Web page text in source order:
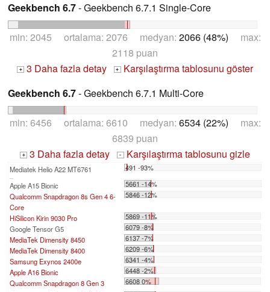
Geekbench 6.7- Geekbench 6.7.1 Single-Core
min: 2045 ortalama: 2076 medyan: 2066 (48%) max:
2118 puan
+ 3 Daha fazla detay + Karşılaştırma tablosunu göster
Geekbench 6.7- Geekbench 6.7.1 Multi-Core
min: 6456 ortalama: 6610 medyan: 6534 (22%) max:
6839 puan
+ 3 Daha fazla detay - Karşılaştırma tablosunu gizle
Mediatek Helio A22 MT6761 491 -93%
...
Apple A15 Bionic
5661 -14%
Qualcomm Snapdragon 8s Gen 4 6-
Core
5846 -12%
HiSilicon Kirin 9030 Pro
5869 -11%
Google Tensor G5
6079 -8%
MediaTek Dimensity 8450
6137 -7%
MediaTek Dimensity 8400
6209 -6%
Samsung Exynos 2400e
6341 -4%
Apple A16 Bionic
6448 -2%
Qualcomm Snapdragon 8 Gen 3
6608 0%